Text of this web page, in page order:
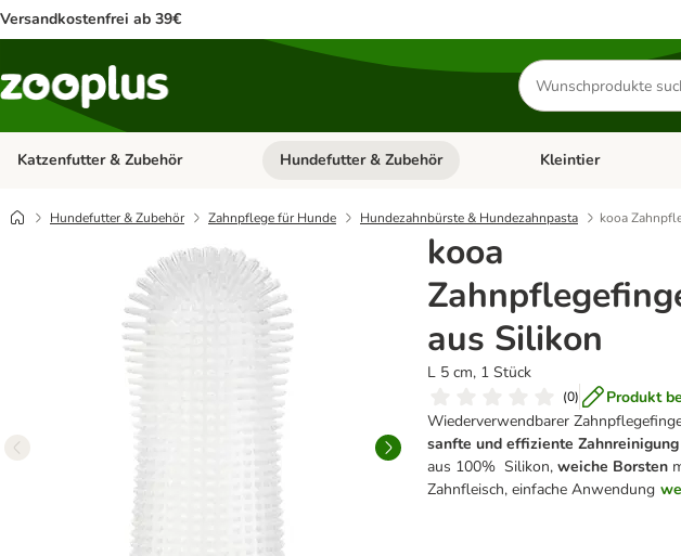
Versandkostenfrei ab 39€
Produkte
suchen
Katzenfutter & Zubehör Kategorie-Menü öffnen: Katzenfutter & Zubehör
Hundefutter & Zubehör Kategorie-Menü
Kleintier
Hundefutter & Zubehör Zahnpflege für Hunde Hundezahnbürste & Hundezahnpasta kooa
kooa
aus Silikon
L 5 cm, 1 Stück
(0)
Produkt
Wiederverwendbarer
sanfte und effiziente Zahnreinigung
aus 100% Silikon,weiche Borsten
Zahnfleisch, einfache Anwendung